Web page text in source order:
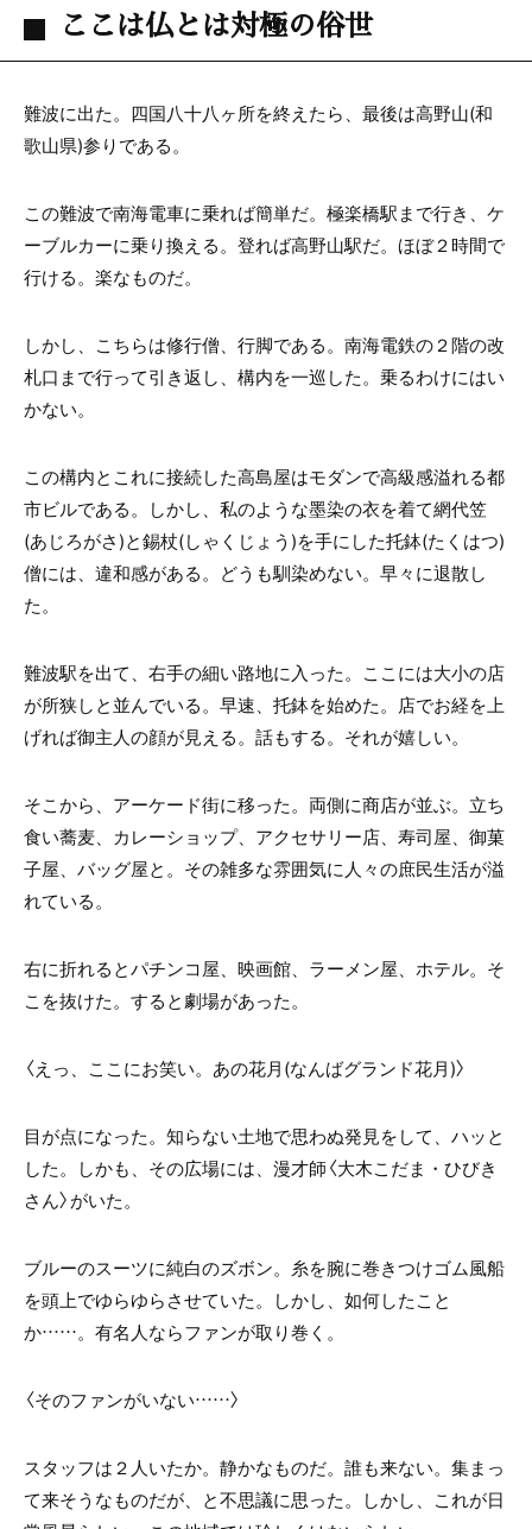
ここは仏とは対極の俗世
難波に出た。四国八十八ヶ所を終えたら、最後は高野山(和
歌山県)参りである。
この難波で南海電車に乗れば簡単だ。極楽橋駅まで行き、ケ
ーブルカーに乗り換える。登れば高野山駅だ。ほぼ２時間で
行ける。楽なものだ。
しかし、こちらは修行僧、行脚である。南海電鉄の２階の改
札口まで行って引き返し、構内を一巡した。乗るわけにはい
かない。
この構内とこれに接続した高島屋はモダンで高級感溢れる都
市ビルである。しかし、私のような墨染の衣を着て網代笠
(あじろがさ)と錫杖(しゃくじょう)を手にした托鉢(たくはつ)
僧には、違和感がある。どうも馴染めない。早々に退散し
た。
難波駅を出て、右手の細い路地に入った。ここには大小の店
が所狭しと並んでいる。早速、托鉢を始めた。店でお経を上
げれば御主人の顔が見える。話もする。それが嬉しい。
そこから、アーケード街に移った。両側に商店が並ぶ。立ち
食い蕎麦、カレーショップ、アクセサリー店、寿司屋、御菓
子屋、バッグ屋と。その雑多な雰囲気に人々の庶民生活が溢
れている。
右に折れるとパチンコ屋、映画館、ラーメン屋、ホテル。そ
こを抜けた。すると劇場があった。
〈えっ、ここにお笑い。あの花月(なんばグランド花月)〉
目が点になった。知らない土地で思わぬ発見をして、ハッと
した。しかも、その広場には、漫才師〈大木こだま・ひびき
さん〉がいた。
ブルーのスーツに純白のズボン。糸を腕に巻きつけゴム風船
を頭上でゆらゆらさせていた。しかし、如何したこと
か……。有名人ならファンが取り巻く。
〈そのファンがいない……〉
スタッフは２人いたか。静かなものだ。誰も来ない。集まっ
て来そうなものだが、と不思議に思った。しかし、これが日